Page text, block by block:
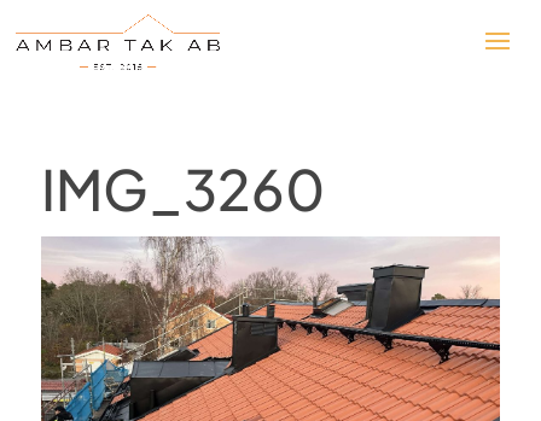
IMG_3260